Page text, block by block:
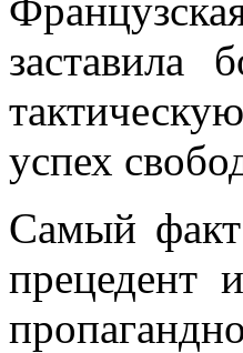
заставила
успех
Самый факт
прецедент